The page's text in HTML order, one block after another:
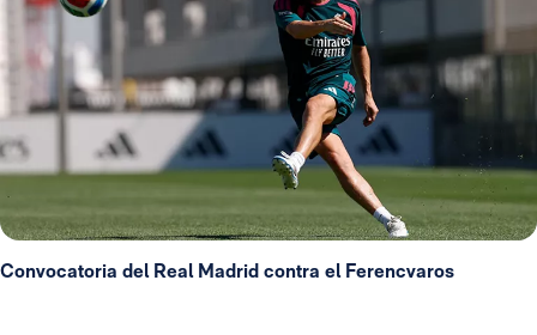
Convocatoria del Real Madrid contra el Ferencvaros